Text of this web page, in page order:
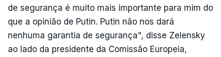
de segurança é muito mais importante para mim do
que a opinião de Putin. Putin não nos dará
nenhuma garantia de segurança", disse Zelensky
ao lado da presidente da Comissão Europeia,